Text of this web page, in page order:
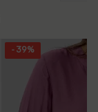
- 39%